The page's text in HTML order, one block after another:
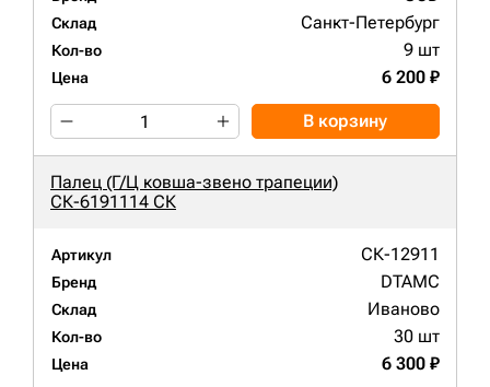
Склад Санкт-Петербург
Кол-во 9 шт
Цена 6 200 ₽
В корзину
Палец (Г/Ц ковша-звено трапеции)
СК-6191114 СК
Артикул СК-12911
Бренд DTAMC
Склад Иваново
Кол-во 30 шт
Цена 6 300 ₽